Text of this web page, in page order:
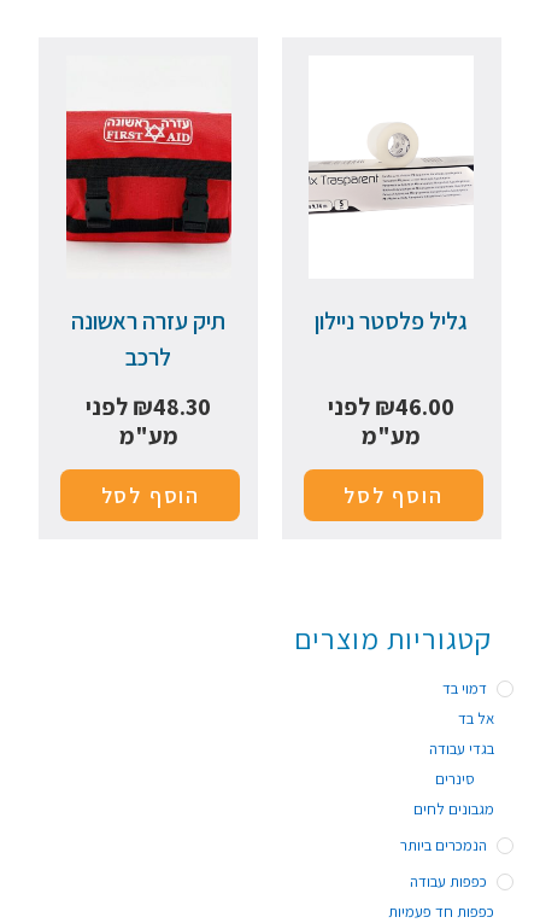
גליל פלסטר ניילון
₪46.00
לפני
מע"מ
הוסף לסל
תיק עזרה ראשונה
לרכב
₪48.30
לפני
מע"מ
הוסף לסל
קטגוריות מוצרים
דמוי בד
אל בד
בגדי עבודה
סינרים
מגבונים לחים
הנמכרים ביותר
כפפות עבודה
כפפות חד פעמיות